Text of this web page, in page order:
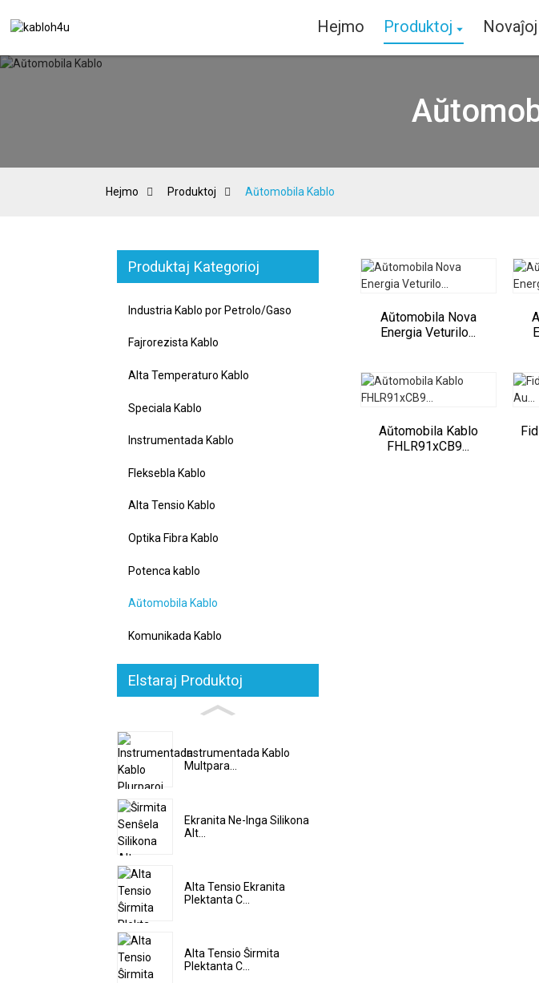
Hejmo Produktoj Novaĵoj
Hejmo Produktoj Aŭtomobila Kablo
Produktaj Kategorioj
Industria Kablo por Petrolo/Gaso
Fajrorezista Kablo
Alta Temperaturo Kablo
Speciala Kablo
Instrumentada Kablo
Fleksebla Kablo
Alta Tensio Kablo
Optika Fibra Kablo
Potenca kablo
Aŭtomobila Kablo
Komunikada Kablo
Elstaraj Produktoj
Instrumentada Kablo
Multpara...
Ekranita Ne-Inga Silikona
Alt...
Alta Tensio Ekranita
Plektanta C...
Alta Tensio Ŝirmita
Plektanta C...
Aŭtomobila Nova
Energia Veturilo...
Aŭtomobila Kablo
FHLR91xCB9...